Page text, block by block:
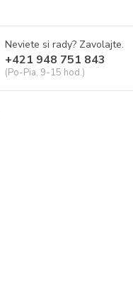
Neviete si rady? Zavolajte.
+421 948 751 843
(Po-Pia, 9-15 hod.)